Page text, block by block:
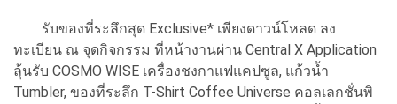
รับของที่ระลึกสุด Exclusive* เพียงดาวน์โหลด ลง
ทะเบียน ณ จุดกิจกรรม ที่หน้างานผ่าน Central X Application
ลุ้นรับ COSMO WISE เครื่องชงกาแฟแคปซูล, แก้วน้ำ
Tumbler, ของที่ระลึก T-Shirt Coffee Universe คอลเลกชั่นพิ